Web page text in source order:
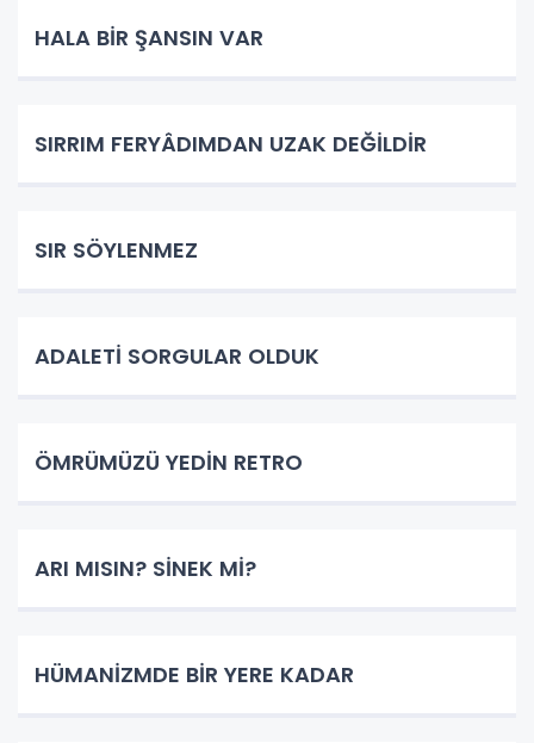
HALA BİR ŞANSIN VAR
SIRRIM FERYÂDIMDAN UZAK DEĞİLDİR
SIR SÖYLENMEZ
ADALETİ SORGULAR OLDUK
ÖMRÜMÜZÜ YEDİN RETRO
ARI MISIN? SİNEK Mİ?
HÜMANİZMDE BİR YERE KADAR